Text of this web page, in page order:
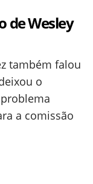
de Wesley
também falou
o
a comissão